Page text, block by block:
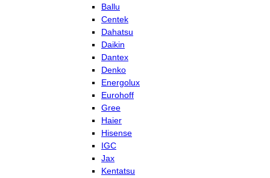
Ballu
Centek
Dahatsu
Daikin
Dantex
Denko
Energolux
Eurohoff
Gree
Haier
Hisense
IGC
Jax
Kentatsu